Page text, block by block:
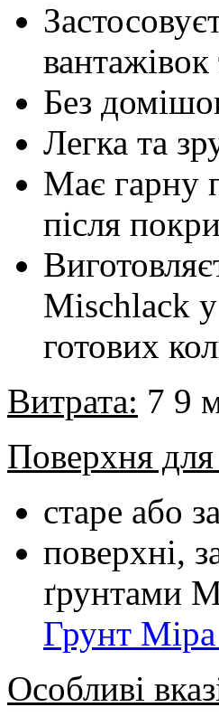
вантажівок
Без
Легка та
Має гарну
після
Mischlack
готових
Витрата: 7 9
Поверхня
старе або
поверхні,
ґрунтами
Грунт
Особливі